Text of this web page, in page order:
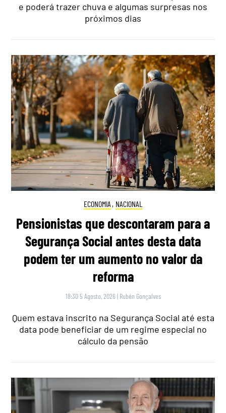
e poderá trazer chuva e algumas surpresas nos
próximos dias
ECONOMIA , NACIONAL
Pensionistas que descontaram para a
Segurança Social antes desta data
podem ter um aumento no valor da
reforma
18:30 5 Agosto, 2026 | Rubén Gonçalves
Quem estava inscrito na Segurança Social até esta
data pode beneficiar de um regime especial no
cálculo da pensão